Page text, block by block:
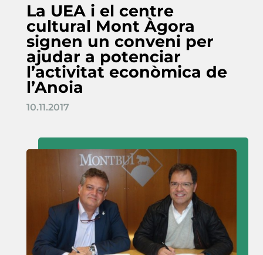
La UEA i el centre
cultural Mont Àgora
signen un conveni per
ajudar a potenciar
l’activitat econòmica de
l’Anoia
10.11.2017